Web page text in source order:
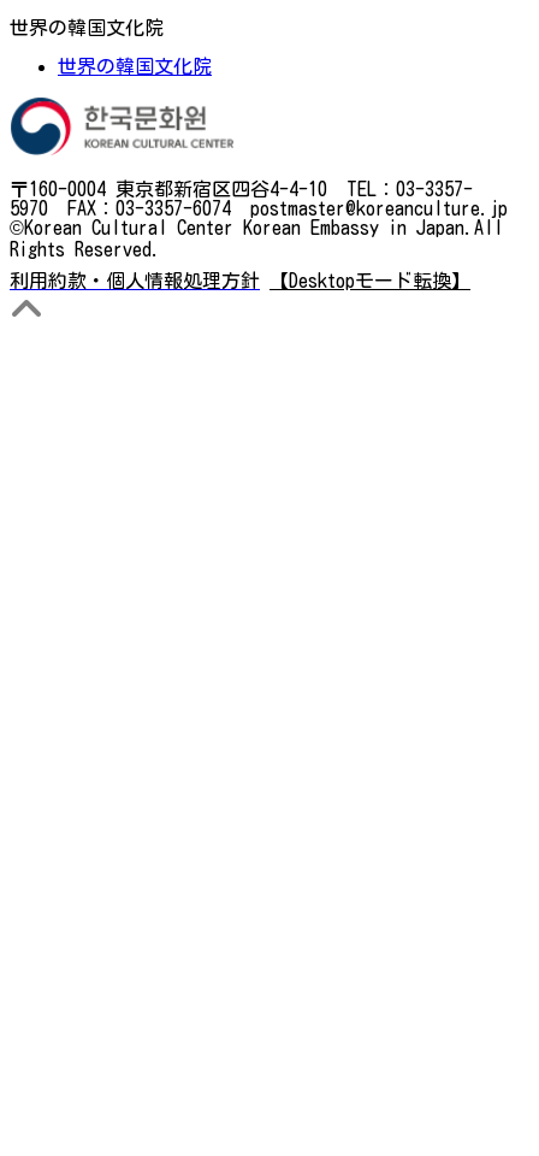
世界の韓国文化院
世界の韓国文化院
〒160-0004 東京都新宿区四谷4-4-10 TEL：03-3357-
5970 FAX：03-3357-6074 postmaster@koreanculture.jp
©Korean Cultural Center Korean Embassy in Japan.All
Rights Reserved.
利用約款・個人情報処理方針
【Desktopモード転換】